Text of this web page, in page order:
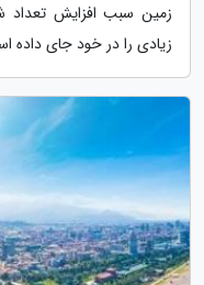
زمین سبب افزایش
زیادی را در خود جای داده